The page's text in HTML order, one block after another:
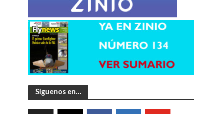
Síguenos en…